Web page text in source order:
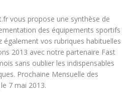
vous propose une synthèse de
des équipements sportifs
également vos rubriques habituelles
2013 avec notre partenaire Fast
sans oublier les indispensables
Prochaine Mensuelle des
7 mai 2013.